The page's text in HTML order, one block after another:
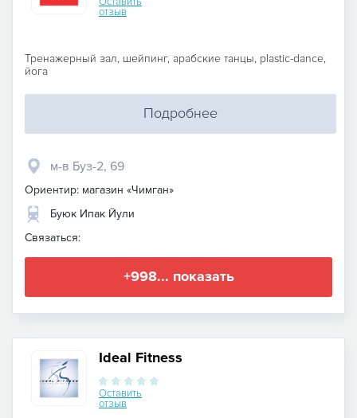
отзыв
Тренажерный зал, шейпинг, арабские танцы, plastic-dance,
йога
Подробнее
м-в Буз-2, 69
Ориентир: магазин «Чимган»
Буюк Ипак Йули
Связаться:
+998... показать
Ideal Fitness
Оставить
отзыв